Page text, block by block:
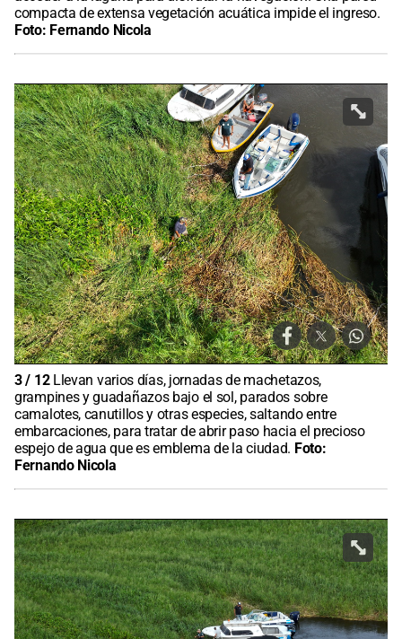
compacta de extensa vegetación acuática impide el ingreso.
Foto: Fernando Nicola
3/ 12 Llevan varios días, jornadas de machetazos,
grampines y guadañazos bajo el sol, parados sobre
camalotes, canutillos y otras especies, saltando entre
embarcaciones, para tratar de abrir paso hacia el precioso
espejo de agua que es emblema de la ciudad. Foto:
Fernando Nicola